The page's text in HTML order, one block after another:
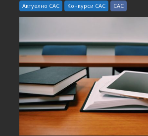
Актуелно САС Конкурси САС САС